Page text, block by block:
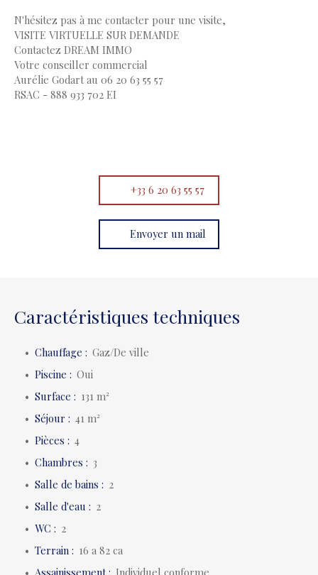
N'hésitez pas à me contacter pour une visite,
VISITE VIRTUELLE SUR DEMANDE
Contactez DREAM IMMO
Votre conseiller commercial
Aurélie Godart au 06 20 63 55 57
RSAC - 888 933 702 EI
+33 6 20 63 55 57
Envoyer un mail
Caractéristiques techniques
Chauffage : Gaz/De ville
Piscine : Oui
Surface : 131m²
Séjour : 41m²
Pièces : 4
Chambres : 3
Salle de bains : 2
Salle d'eau : 2
WC : 2
Terrain : 16 a 82 ca
Assainissement: Individuel conforme